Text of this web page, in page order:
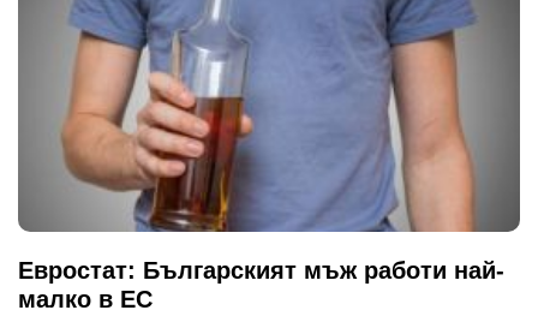
Евростат: Българският мъж работи най-
малко в ЕС